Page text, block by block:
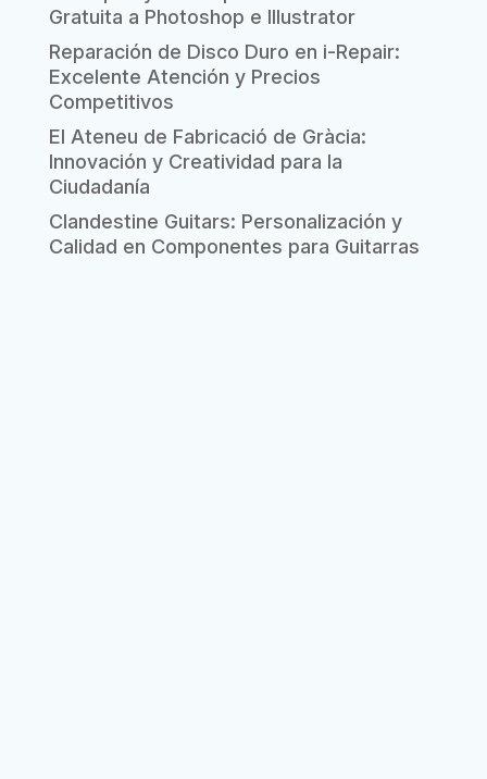
Gratuita a Photoshop e Illustrator
Reparación de Disco Duro en i-Repair:
Excelente Atención y Precios
Competitivos
El Ateneu de Fabricació de Gràcia:
Innovación y Creatividad para la
Ciudadanía
Clandestine Guitars: Personalización y
Calidad en Componentes para Guitarras